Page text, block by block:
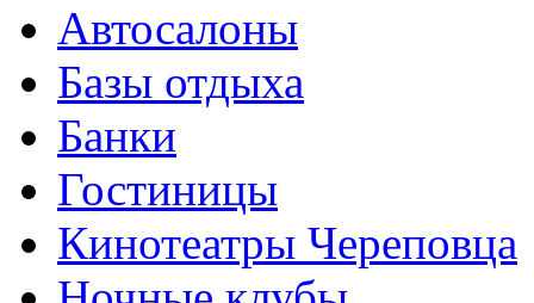
Автосалоны
Базы отдыха
Банки
Гостиницы
Кинотеатры Череповца